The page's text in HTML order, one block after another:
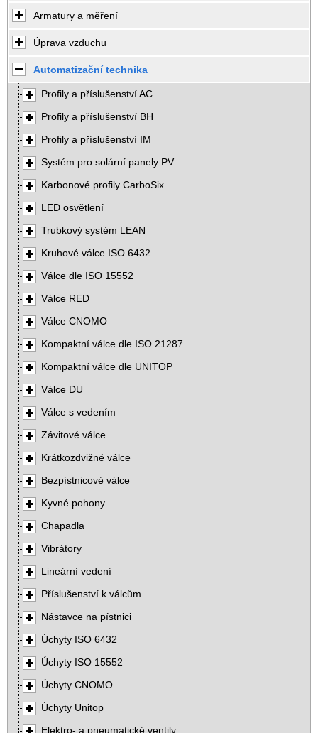
Armatury a měření
Úprava vzduchu
Automatizační technika
Profily a příslušenství AC
Profily a příslušenství BH
Profily a příslušenství IM
Systém pro solární panely PV
Karbonové profily CarboSix
LED osvětlení
Trubkový systém LEAN
Kruhové válce ISO 6432
Válce dle ISO 15552
Válce RED
Válce CNOMO
Kompaktní válce dle ISO 21287
Kompaktní válce dle UNITOP
Válce DU
Válce s vedením
Závitové válce
Krátkozdvižné válce
Bezpístnicové válce
Kyvné pohony
Chapadla
Vibrátory
Lineární vedení
Příslušenství k válcům
Nástavce na pístnici
Úchyty ISO 6432
Úchyty ISO 15552
Úchyty CNOMO
Úchyty Unitop
Elektro- a pneumatické ventily